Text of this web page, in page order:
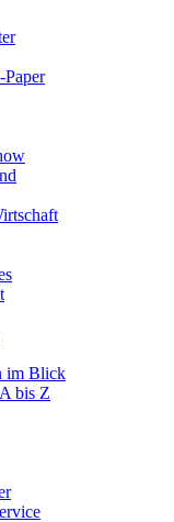
🛒 Shoppingwelt
im Blick
bis Z